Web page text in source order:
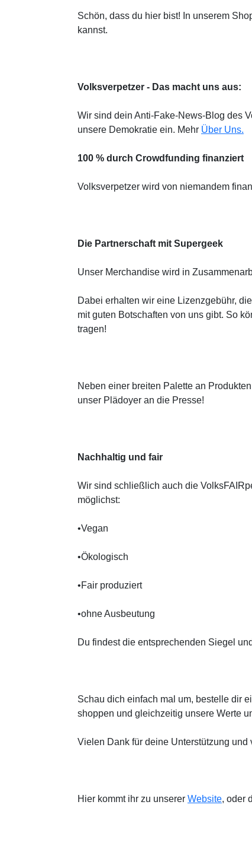
Schön, dass du hier bist! In unserem
kannst.
Volksverpetzer - Das macht uns aus:
Wir sind dein Anti-Fake-News-Blog des
unsere Demokratie ein. Mehr Über Uns.
100 % durch Crowdfunding finanziert
Volksverpetzer wird von niemandem
Die Partnerschaft mit Supergeek
Unser Merchandise wird in
Dabei erhalten wir eine Lizenzgebühr,
mit guten Botschaften von uns gibt. So
tragen!
Neben einer breiten Palette an
unser Plädoyer an die Presse!
Nachhaltig und fair
Wir sind schließlich auch die
möglichst:
•Vegan
•Ökologisch
•Fair produziert
•ohne Ausbeutung
Du findest die entsprechenden Siegel
Schau dich einfach mal um, bestelle dir
shoppen und gleichzeitig unsere Werte
Vielen Dank für deine Unterstützung und
Hier kommt ihr zu unserer Website, oder